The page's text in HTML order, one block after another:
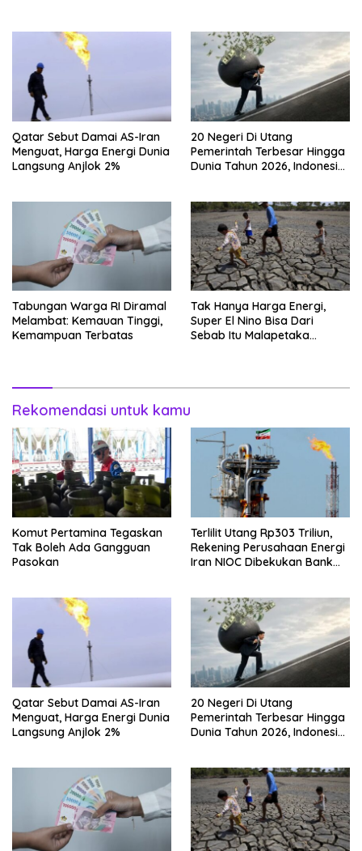
Qatar Sebut Damai AS-Iran
Menguat, Harga Energi Dunia
Langsung Anjlok 2%
20 Negeri Di Utang
Pemerintah Terbesar Hingga
Dunia Tahun 2026, Indonesia
Tabungan Warga RI Diramal
Melambat: Kemauan Tinggi,
Kemampuan Terbatas
Tak Hanya Harga Energi,
Super El Nino Bisa Dari
Sebab Itu Malapetaka
Rekomendasi untuk kamu
Komut Pertamina Tegaskan
Tak Boleh Ada Gangguan
Pasokan
Terlilit Utang Rp303 Triliun,
Rekening Perusahaan Energi
Iran NIOC Dibekukan Bank
Qatar Sebut Damai AS-Iran
Menguat, Harga Energi Dunia
Langsung Anjlok 2%
20 Negeri Di Utang
Pemerintah Terbesar Hingga
Dunia Tahun 2026, Indonesia